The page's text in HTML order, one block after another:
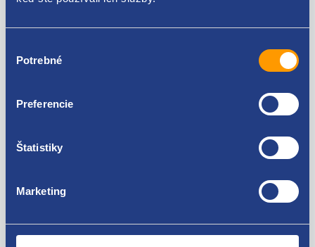
súhlasu
Potrebné
Preferencie
Štatistiky
Marketing